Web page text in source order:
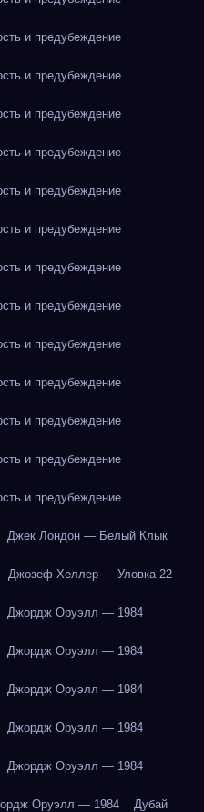
и предубеждение
и предубеждение
и предубеждение
и предубеждение
и предубеждение
и предубеждение
и предубеждение
и предубеждение
и предубеждение
и предубеждение
и предубеждение
и предубеждение
и предубеждение
Джек Лондон — Белый Клык
Джозеф Хеллер — Уловка-22
Джордж Оруэлл — 1984
Джордж Оруэлл — 1984
Джордж Оруэлл — 1984
Джордж Оруэлл — 1984
Джордж Оруэлл — 1984
Оруэлл — 1984 Дубай